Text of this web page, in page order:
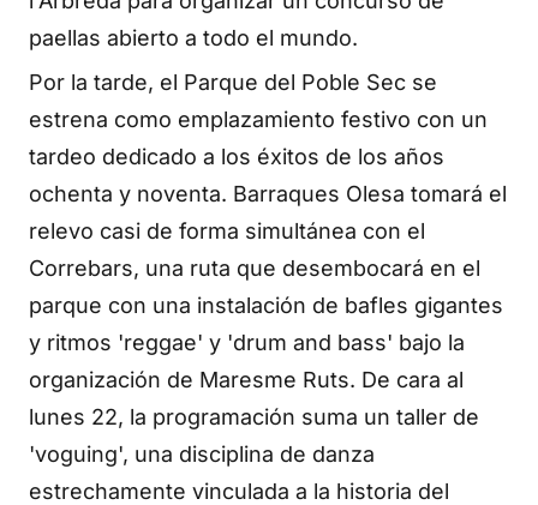
paellas abierto a todo el mundo.
Por la tarde, el Parque del Poble Sec se
estrena como emplazamiento festivo con un
tardeo dedicado a los éxitos de los años
ochenta y noventa. Barraques Olesa tomará el
relevo casi de forma simultánea con el
Correbars, una ruta que desembocará en el
parque con una instalación de bafles gigantes
y ritmos 'reggae' y 'drum and bass' bajo la
organización de Maresme Ruts. De cara al
lunes 22, la programación suma un taller de
'voguing', una disciplina de danza
estrechamente vinculada a la historia del